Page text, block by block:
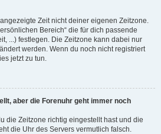
Zeit nicht deiner eigenen Zeitzone.
Bereich“ die für dich passende
...) festlegen. Die Zeitzone kann dabei nur
werden. Wenn du noch nicht registriert
jetzt zu tun.
aber die Forenuhr geht immer noch
die Zeitzone richtig eingestellt hast und die
die Uhr des Servers vermutlich falsch.